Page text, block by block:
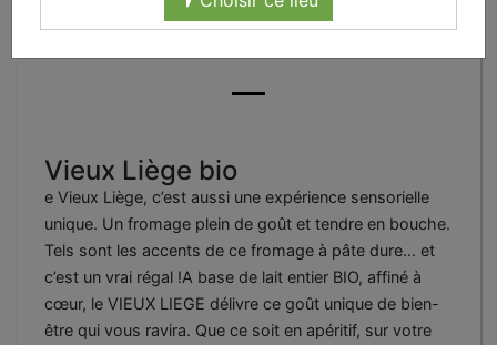
Vieux Liège bio
e Vieux Liège, c’est aussi une expérience sensorielle
unique. Un fromage plein de goût et tendre en bouche.
Tels sont les accents de ce fromage à pâte dure… et
c’est un vrai régal !A base de lait entier BIO, affiné à
cœur, le VIEUX LIEGE délivre ce goût unique de bien-
être qui vous ravira. Que ce soit en apéritif, sur votre